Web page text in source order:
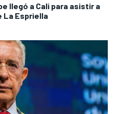
llegó a Cali para asistir a
La Espriella